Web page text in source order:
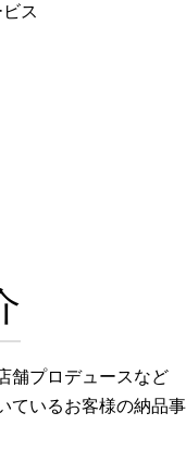
ス
舗プロデュースなど
ているお客様の納品事